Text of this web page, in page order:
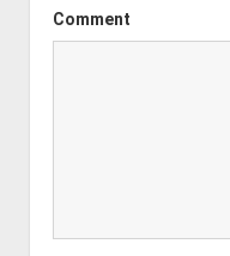
Comment